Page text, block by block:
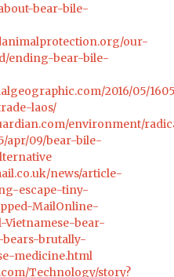
bear-bile-
our-
ending-bear-bile-
2016/05/
laos/
environment/
apr/09/bear-bile-
news/article-
escape-tiny-
MailOnline-
bear-
brutally-
medicine.html
Technology/story?